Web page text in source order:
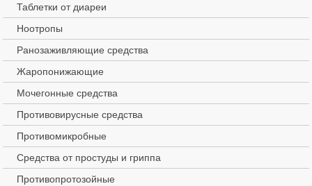
Таблетки от диареи
Ноотропы
Ранозаживляющие средства
Жаропонижающие
Мочегонные средства
Противовирусные средства
Противомикробные
Средства от простуды и гриппа
Противопротозойные